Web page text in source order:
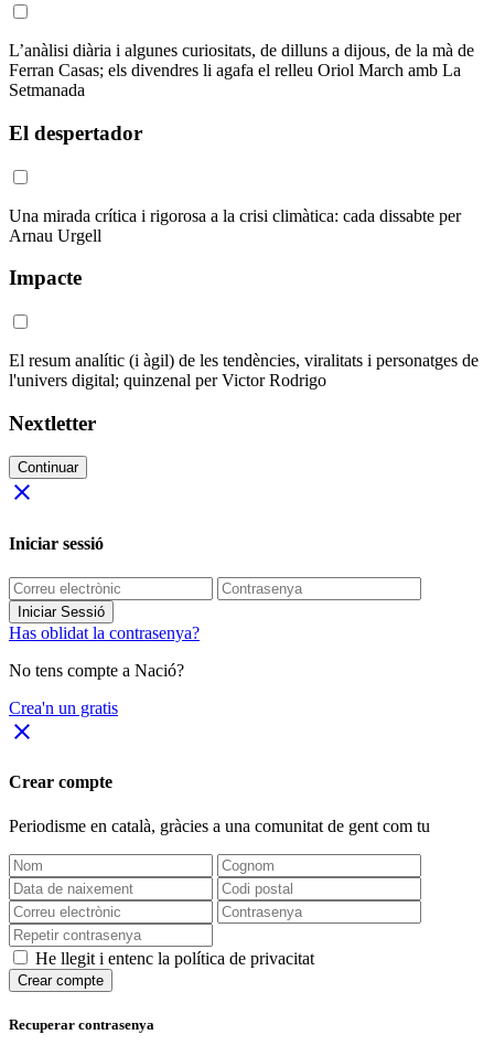
L’anàlisi diària i algunes curiositats, de dilluns a dijous, de la mà de
Ferran Casas; els divendres li agafa el relleu Oriol March amb La
Setmanada
El despertador
Una mirada crítica i rigorosa a la crisi climàtica: cada dissabte per
Arnau Urgell
Impacte
El resum analític (i àgil) de les tendències, viralitats i personatges de
l'univers digital; quinzenal per Victor Rodrigo
Nextletter
Continuar
close
Iniciar sessió
Iniciar Sessió
Has oblidat la contrasenya?
No tens compte a Nació?
Crea'n un gratis
close
Crear compte
Periodisme en català, gràcies a una comunitat de gent com tu
He llegit i entenc la política de privacitat
Crear compte
Recuperar contrasenya